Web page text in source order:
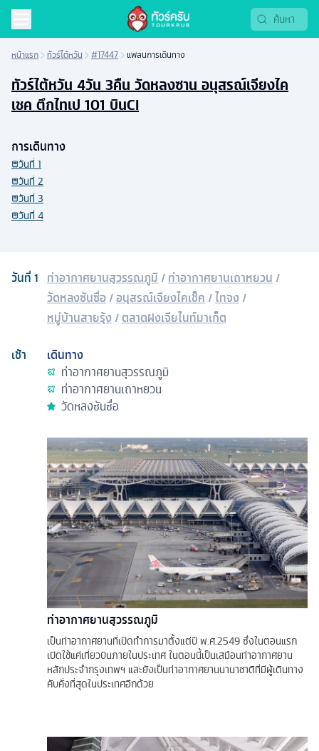
หน้าแรก ทัวร์ไต้หวัน #17447 แพลนการเดินทาง
ทัวร์ไต้หวัน 4วัน 3คืน วัดหลงซาน อนุสรณ์เจียงไค
เชค ตึกไทเป 101 บินCI
วันที่1 ท่าอากาศยานสุวรรณภูมิ /ท่าอากาศยานเถาหยวน /
วัดหลงซันซื่อ/อนุสรณ์เจียงไคเช็ค /ไทจง/
หมู่บ้านสายรุ้ง/ตลาดฝงเจียไนท์มาเก็ต
เช้า
เดินทาง
ท่าอากาศยานสุวรรณภูมิ
ท่าอากาศยานเถาหยวน
วัดหลงซันซื่อ
ท่าอากาศยานสุวรรณภูมิ
เป็นท่าอากาศยานที่เปิดทำการมาตั้งแต่ปี พ.ศ.2549 ซึ่งในตอนแรก
เปิดใช้แค่เที่ยวบินภายในประเทศ ในตอนนี้เป็นเสมือนท่าอากาศยาน
หลักประจำกรุงเทพฯ และยังเป็นท่าอากาศยานนานาชาติที่มีผู้เดินทาง
คับคั่งที่สุดในประเทศอีกด้วย
การเดินทาง
วันที่ 1
วันที่ 2
วันที่ 3
วันที่ 4